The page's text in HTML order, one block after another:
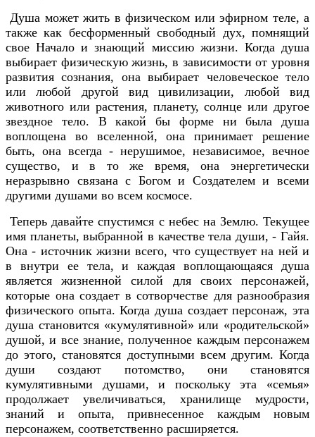
Душа может жить в физическом или эфирном теле, а
также как бесформенный свободный дух, помнящий
свое Начало и знающий миссию жизни. Когда душа
выбирает физическую жизнь, в зависимости от уровня
развития сознания, она выбирает человеческое тело
или любой другой вид цивилизации, любой вид
животного или растения, планету, солнце или другое
звездное тело. В какой бы форме ни была душа
воплощена во вселенной, она принимает решение
быть, она всегда - нерушимое, независимое, вечное
существо, и в то же время, она энергетически
неразрывно связана с Богом и Создателем и всеми
другими душами во всем космосе.
Теперь давайте спустимся с небес на Землю. Текущее
имя планеты, выбранной в качестве тела души, - Гайя.
Она - источник жизни всего, что существует на ней и
в внутри ее тела, и каждая воплощающаяся душа
является жизненной силой для своих персонажей,
которые она создает в сотворчестве для разнообразия
физического опыта. Когда душа создает персонаж, эта
душа становится «кумулятивной» или «родительской»
душой, и все знание, полученное каждым персонажем
до этого, становятся доступными всем другим. Когда
души создают потомство, они становятся
кумулятивными душами, и поскольку эта «семья»
продолжает увеличиваться, хранилище мудрости,
знаний и опыта, привнесенное каждым новым
персонажем, соответственно расширяется.